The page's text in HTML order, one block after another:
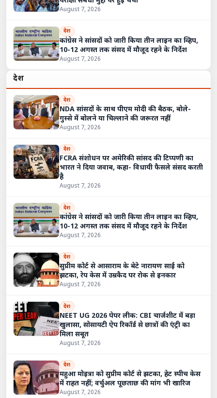
August 7, 2026
देश
कांग्रेस ने सांसदों को जारी किया तीन लाइन का व्हिप,
10-12 अगस्त तक संसद में मौजूद रहने के निर्देश
August 7, 2026
देश
देश
NDA सांसदों के साथ पीएम मोदी की बैठक, बोले-
गुस्से में बोलने या चिल्लाने की जरूरत नहीं
August 7, 2026
देश
FCRA संशोधन पर अमेरिकी सांसद की टिप्पणी का
भारत ने दिया जवाब, कहा- विधायी फैसले संसद करती
है
August 7, 2026
देश
कांग्रेस ने सांसदों को जारी किया तीन लाइन का व्हिप,
10-12 अगस्त तक संसद में मौजूद रहने के निर्देश
August 7, 2026
देश
सुप्रीम कोर्ट से आसाराम के बेटे नारायण साईं को
झटका, रेप केस में उम्रकैद पर रोक से इनकार
August 7, 2026
देश
NEET UG 2026 पेपर लीक: CBI चार्जशीट में बड़ा
खुलासा, सोसायटी ऐप रिकॉर्ड से छात्रों की एंट्री का
मिला सबूत
August 7, 2026
देश
महुआ मोइत्रा को सुप्रीम कोर्ट से झटका, हेट स्पीच केस
में राहत नहीं; वर्चुअल पूछताछ की मांग भी खारिज
August 7, 2026